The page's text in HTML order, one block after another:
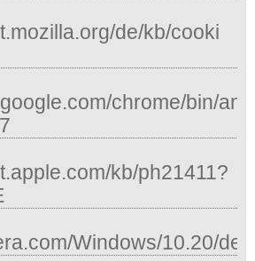
de/kb/cooki
chrome/bin/an
kb/ph21411?
Windows/10.20/de/